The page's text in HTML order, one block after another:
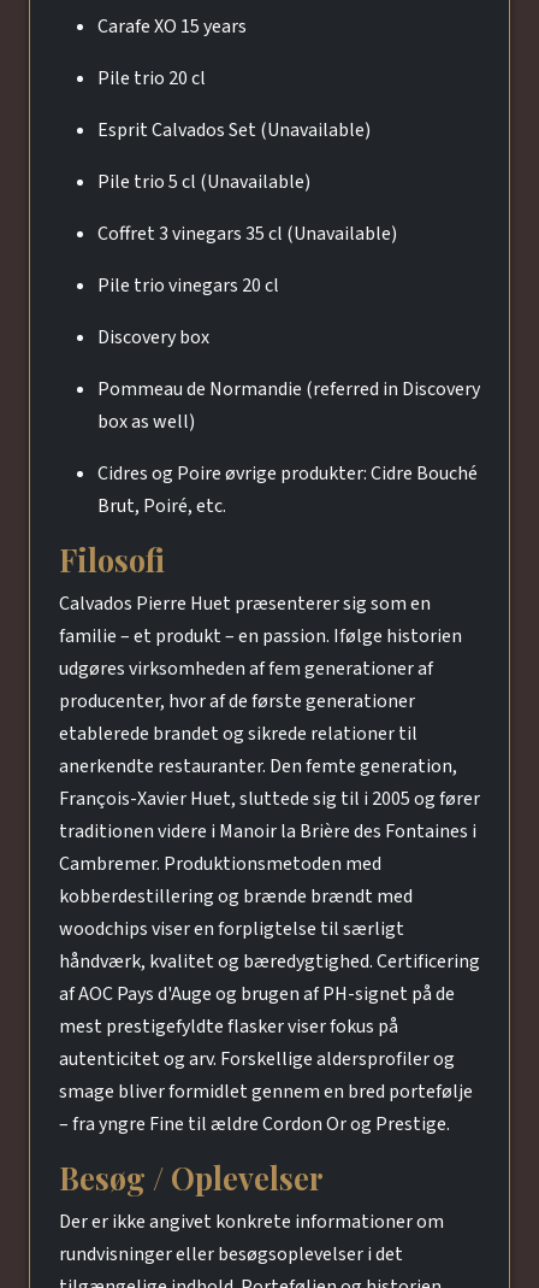
Carafe XO 15 years
Pile trio 20 cl
Esprit Calvados Set (Unavailable)
Pile trio 5 cl (Unavailable)
Coffret 3 vinegars 35 cl (Unavailable)
Pile trio vinegars 20 cl
Discovery box
Pommeau de Normandie (referred in Discovery
box as well)
Cidres og Poire øvrige produkter: Cidre Bouché
Brut, Poiré, etc.
Filosofi
Calvados Pierre Huet præsenterer sig som en
familie – et produkt – en passion. Ifølge historien
udgøres virksomheden af fem generationer af
producenter, hvor af de første generationer
etablerede brandet og sikrede relationer til
anerkendte restauranter. Den femte generation,
François-Xavier Huet, sluttede sig til i 2005 og fører
traditionen videre i Manoir la Brière des Fontaines i
Cambremer. Produktionsmetoden med
kobberdestillering og brænde brændt med
woodchips viser en forpligtelse til særligt
håndværk, kvalitet og bæredygtighed. Certificering
af AOC Pays d'Auge og brugen af PH-signet på de
mest prestigefyldte flasker viser fokus på
autenticitet og arv. Forskellige aldersprofiler og
smage bliver formidlet gennem en bred portefølje
– fra yngre Fine til ældre Cordon Or og Prestige.
Besøg / Oplevelser
Der er ikke angivet konkrete informationer om
rundvisninger eller besøgsoplevelser i det